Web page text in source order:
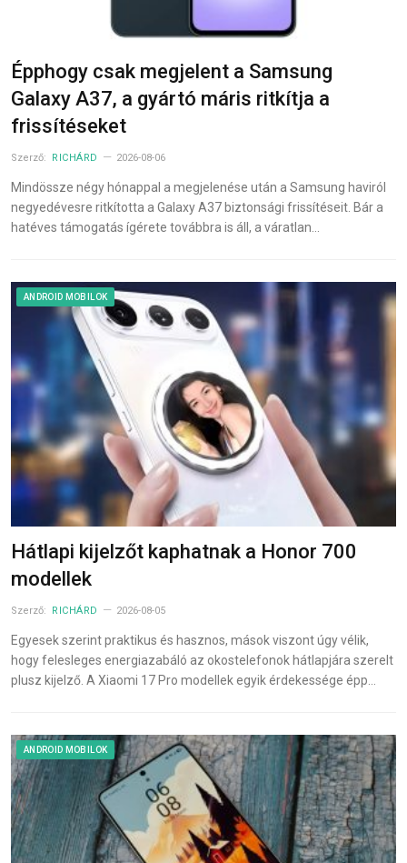
Épphogy csak megjelent a Samsung
Galaxy A37, a gyártó máris ritkítja a
frissítéseket
Szerző: RICHÁRD 2026-08-06
Mindössze négy hónappal a megjelenése után a Samsung haviról
negyedévesre ritkította a Galaxy A37 biztonsági frissítéseit. Bár a
hatéves támogatás ígérete továbbra is áll, a váratlan…
ANDROID MOBILOK
Hátlapi kijelzőt kaphatnak a Honor 700
modellek
Szerző: RICHÁRD 2026-08-05
Egyesek szerint praktikus és hasznos, mások viszont úgy vélik,
hogy felesleges energiazabáló az okostelefonok hátlapjára szerelt
plusz kijelző. A Xiaomi 17 Pro modellek egyik érdekessége épp…
ANDROID MOBILOK